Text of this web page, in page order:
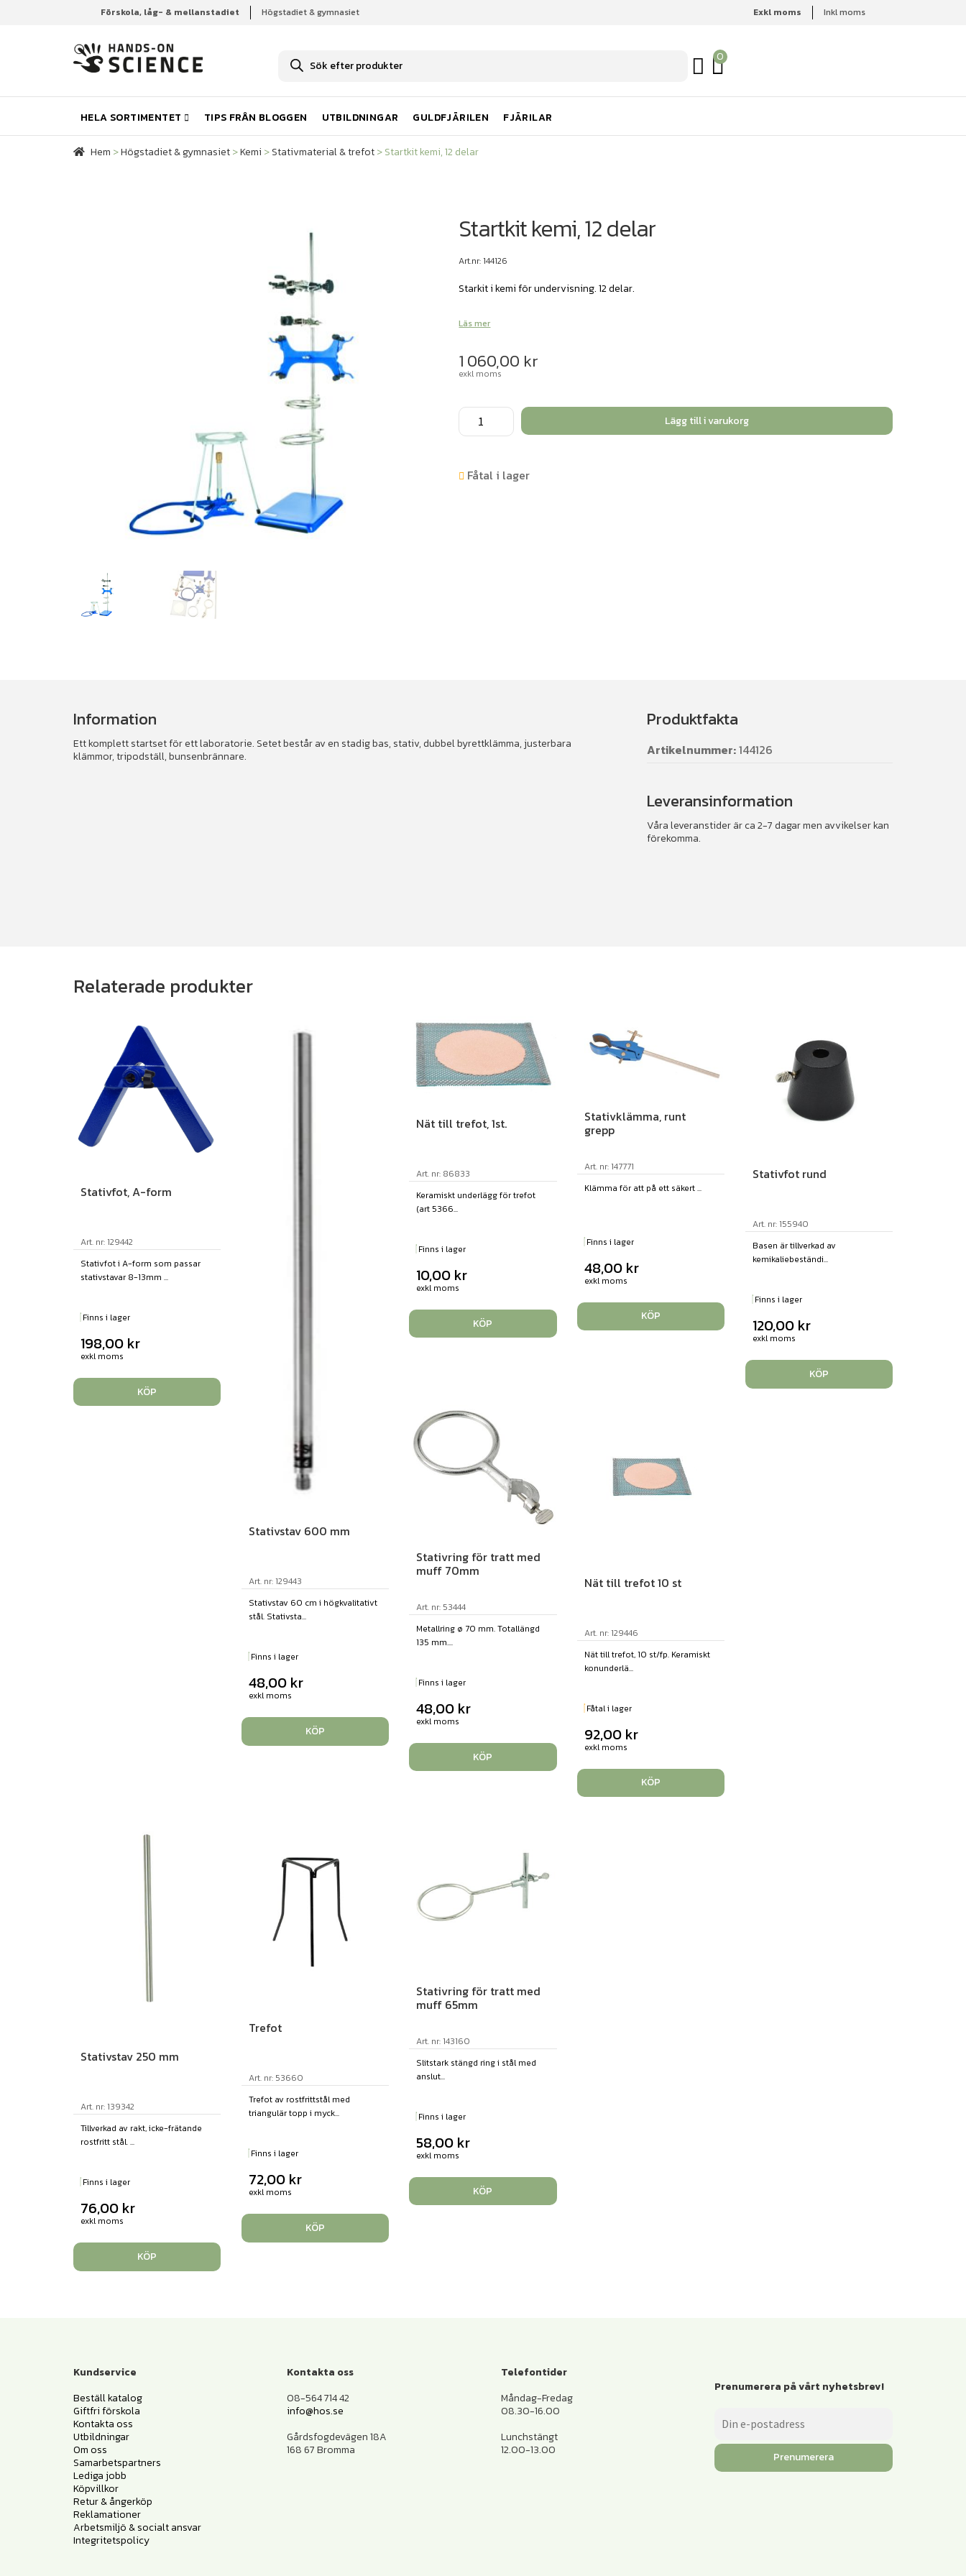
Förskola, låg- & mellanstadiet Högstadiet & gymnasiet Exkl moms Inkl moms
u
k
t
s
ö
k
0
HELA SORTIMENTET TIPS FRÅN BLOGGEN UTBILDNINGAR GULDFJÄRILEN FJÄRILAR
Hem Högstadiet & gymnasiet Kemi Stativmaterial & trefot
Hem >Högstadiet & gymnasiet>Kemi >Stativmaterial & trefot>Startkit kemi, 12 delar
Startkit kemi, 12 delar
Art.nr: 144126
Starkit i kemi för undervisning. 12 delar.
Läs mer
1 060,00 kr
exkl moms
Startkit
kemi,
delar
Lägg till i varukorg
Fåtal i lager
Information
Ett komplett startset för ett laboratorie. Setet består av en stadig bas, stativ, dubbel byrettklämma, justerbara
klämmor, tripodställ, bunsenbrännare.
Produktfakta
Artikelnummer:144126
Leveransinformation
Våra leveranstider är ca 2-7 dagar men avvikelser kan
förekomma.
Relaterade produkter
Stativfot, A-form
Art. nr: 129442
Stativfot i A-form som passar
stativstavar 8-13mm ...
Finns i lager
198,00 kr
exkl moms
KÖP
Stativstav 600 mm
Art. nr: 129443
Stativstav 60 cm i högkvalitativt
stål. Stativsta...
Finns i lager
48,00 kr
exkl moms
KÖP
Nät till trefot, 1st.
Art. nr: 86833
Keramiskt underlägg för trefot
(art 5366...
Finns i lager
10,00 kr
exkl moms
KÖP
Stativklämma, runt
grepp
Art. nr: 147771
Klämma för att på ett säkert ...
Finns i lager
48,00 kr
exkl moms
KÖP
Stativfot rund
Art. nr: 155940
Basen är tillverkad av
kemikaliebeständi...
Finns i lager
120,00 kr
exkl moms
KÖP
Stativring för tratt med
muff 70mm
Art. nr: 53444
Metallring ø 70 mm. Totallängd
135 mm....
Finns i lager
48,00 kr
exkl moms
KÖP
Nät till trefot 10 st
Art. nr: 129446
Nät till trefot, 10 st/fp. Keramiskt
konunderlä...
Fåtal i lager
92,00 kr
exkl moms
KÖP
Stativstav 250 mm
Art. nr: 139342
Tillverkad av rakt, icke-frätande
rostfritt stål. ...
Finns i lager
76,00 kr
exkl moms
KÖP
Trefot
Art. nr: 53660
Trefot av rostfrittstål med
triangulär topp i myck...
Finns i lager
72,00 kr
exkl moms
KÖP
Stativring för tratt med
muff 65mm
Art. nr: 143160
Slitstark stängd ring i stål med
anslut...
Finns i lager
58,00 kr
exkl moms
KÖP
Kundservice
Beställ katalog
Giftfri förskola
Kontakta oss
Utbildningar
Om oss
Samarbetspartners
Lediga jobb
Köpvillkor
Retur & ångerköp
Reklamationer
Arbetsmiljö & socialt ansvar
Integritetspolicy
Kontakta oss
08-564 714 42
info@hos.se
Gårdsfogdevägen 18A
168 67 Bromma
Telefontider
Måndag-Fredag
08.30-16.00
Lunchstängt
12.00-13.00
Prenumerera på vårt nyhetsbrev!
Prenumerera